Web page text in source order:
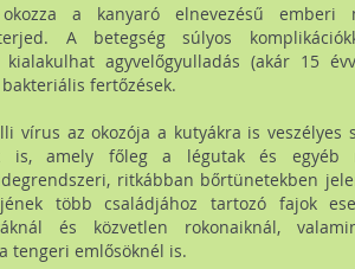
a kanyaró elnevezésű emberi
A betegség súlyos
kialakulhat agyvelőgyulladás (akár 15
fertőzések.
vírus az okozója a kutyákra is veszélyes
is, amely főleg a légutak és egyéb
ritkábban bőrtünetekben
több családjához tartozó fajok
és közvetlen rokonaiknál,
tengeri emlősöknél is.